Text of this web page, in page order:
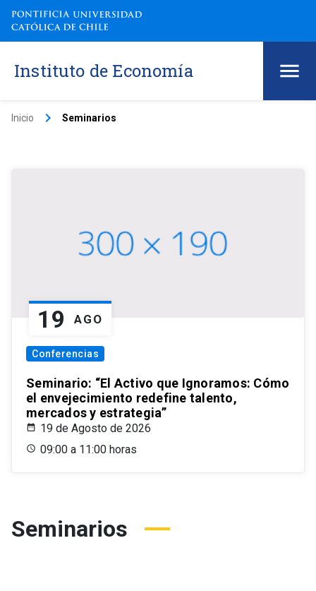
Instituto de Economía
Inicio keyboard_arrow_right Seminarios
19 AGO
Conferencias
Seminario: “El Activo que Ignoramos: Cómo
el envejecimiento redefine talento,
mercados y estrategia”
19 de Agosto de 2026
09:00 a 11:00 horas
Seminarios